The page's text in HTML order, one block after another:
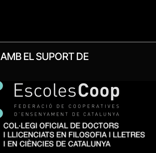
AMB EL SUPORT DE